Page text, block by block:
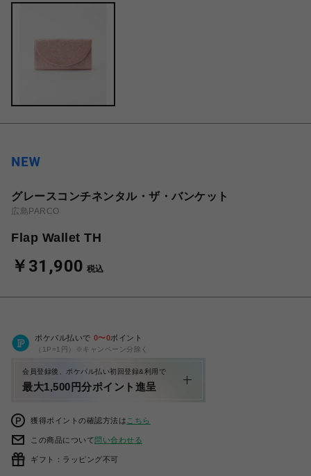
グレースコンチネンタル・ザ・バンケット
広島PARCO
Flap Wallet TH
￥31,900 税込
ポケパル払いで 0〜0ポイント
（1P=1円）※キャンペーン分除く
会員登録後、ポケパル払い初回登録&利用で
最大1,500円分ポイント進呈
獲得ポイントの確認方法は こちら
この商品について問い合わせる
ギフト：ラッピング不可